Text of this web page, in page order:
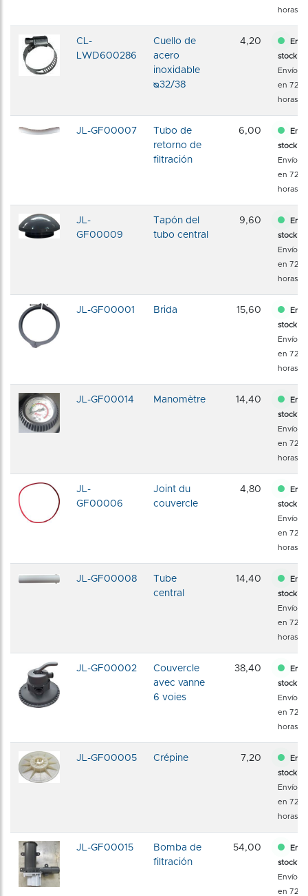
horas
CL-
LWD600286
Cuello de
acero
inoxidable
ᴓ32/38
4,20
En
stock
Envío
en 72
horas
JL-GF00007
Tubo de
retorno de
filtración
6,00
En
stock
Envío
en 72
horas
JL-
GF00009
Tapón del
tubo central
9,60
En
stock
Envío
en 72
horas
JL-GF00001 Brida 15,60
En
stock
Envío
en 72
horas
JL-GF00014 Manomètre 14,40
En
stock
Envío
en 72
horas
JL-
GF00006
Joint du
couvercle
4,80
En
stock
Envío
en 72
horas
JL-GF00008
Tube
central
14,40
En
stock
Envío
en 72
horas
JL-GF00002
Couvercle
avec vanne
6 voies
38,40
En
stock
Envío
en 72
horas
JL-GF00005 Crépine 7,20
En
stock
Envío
en 72
horas
JL-GF00015
Bomba de
filtración
54,00
En
stock
Envío
en 72